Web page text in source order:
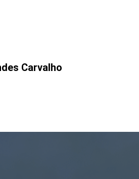
Carvalho